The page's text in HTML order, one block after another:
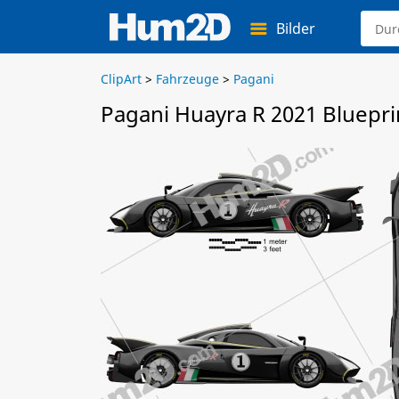
Bilder
ClipArt > Fahrzeuge > Pagani
Pagani Huayra R 2021